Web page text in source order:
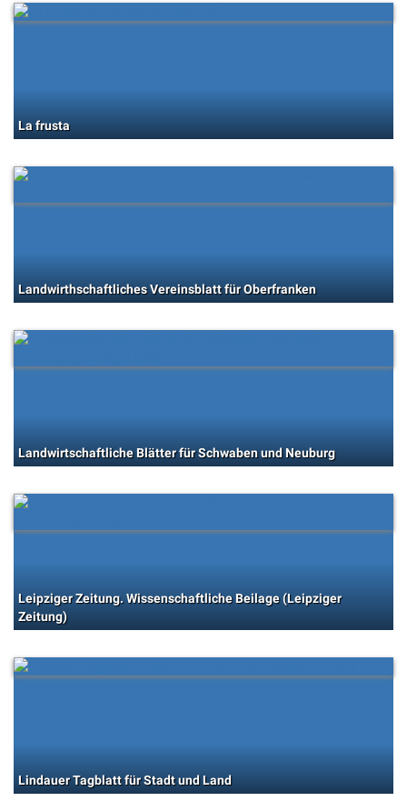
La frusta
Landwirthschaftliches Vereinsblatt für Oberfranken
Landwirtschaftliche Blätter für Schwaben und Neuburg
Leipziger Zeitung. Wissenschaftliche Beilage (Leipziger
Zeitung)
Lindauer Tagblatt für Stadt und Land